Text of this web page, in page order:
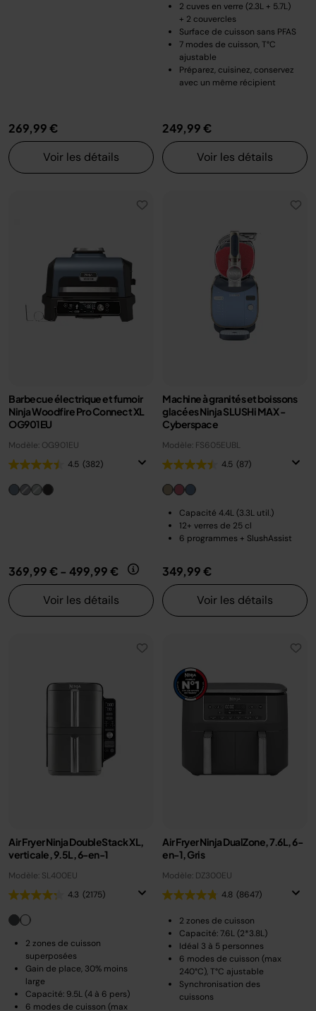
269,99 €
Voir les détails
2 cuves en verre (2.3L + 5.7L)
+ 2 couvercles
Surface de cuisson sans PFAS
7 modes de cuisson, T°C
ajustable
Préparez, cuisinez, conservez
avec un même récipient
249,99 €
Voir les détails
Barbecue électrique et fumoir
Ninja Woodfire Pro Connect XL
OG901EU
Modèle: OG901EU
4.5 (382)
369,99 €- 499,99 €
Voir les détails
Machine à granités et boissons
glacées Ninja SLUSHi MAX -
Cyberspace
Modèle: FS605EUBL
4.5 (87)
Capacité 4.4L (3.3L util.)
12+ verres de 25 cl
6 programmes + SlushAssist
349,99 €
Voir les détails
Air Fryer Ninja DoubleStack XL,
verticale, 9.5L, 6-en-1
Modèle: SL400EU
4.3 (2175)
2 zones de cuisson
superposées
Gain de place, 30% moins
large
Capacité: 9.5L (4 à 6 pers)
6 modes de cuisson (max
Air Fryer Ninja DualZone, 7.6L, 6-
en-1, Gris
Modèle: DZ300EU
4.8 (8647)
2 zones de cuisson
Capacité: 7.6L (2*3.8L)
Idéal 3 à 5 personnes
6 modes de cuisson (max
240°C), T°C ajustable
Synchronisation des
cuissons